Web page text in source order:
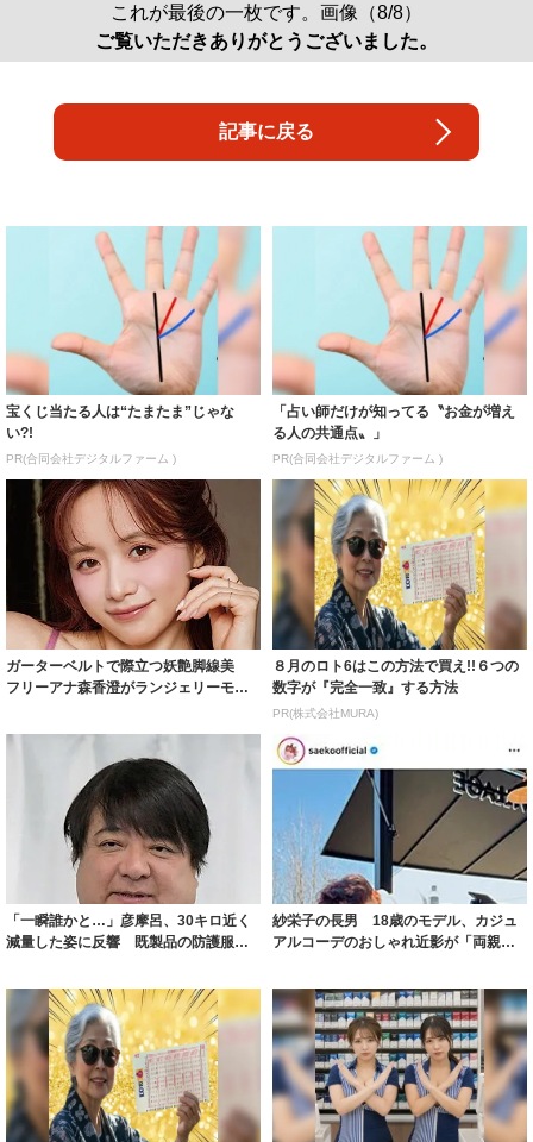
これが最後の一枚です。画像（8/8）
ご覧いただきありがとうございました。
記事に戻る
宝くじ当たる人は“たまたま”じゃな
い?!
PR(合同会社デジタルファーム )
「占い師だけが知ってる〝お金が増え
る人の共通点〟」
PR(合同会社デジタルファーム )
ガーターベルトで際立つ妖艶脚線美
フリーアナ森香澄がランジェリーモデ
８月のロト6はこの方法で買え!!６つの
数字が『完全一致』する方法
PR(株式会社MURA)
「一瞬誰かと…」彦摩呂、30キロ近く
減量した姿に反響 既製品の防護服が
紗栄子の長男 18歳のモデル、カジュ
アルコーデのおしゃれ近影が「両親の